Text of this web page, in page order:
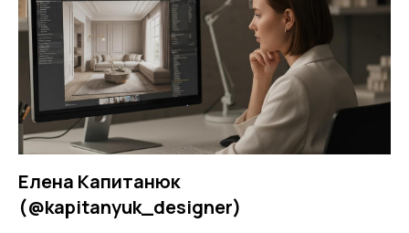
Елена Капитанюк
(@kapitanyuk_designer)